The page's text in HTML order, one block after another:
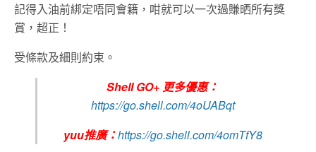
記得入油前綁定唔同會籍，咁就可以一次過賺晒所有獎
賞，超正！
受條款及細則約束。
Shell GO+ 更多優惠：
https://go.shell.com/4oUABqt
yuu推廣：https://go.shell.com/4omTfY8